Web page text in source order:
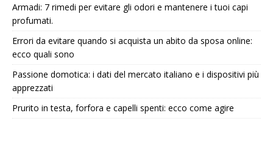
Armadi: 7 rimedi per evitare gli odori e mantenere i tuoi capi
profumati.
Errori da evitare quando si acquista un abito da sposa online:
ecco quali sono
Passione domotica: i dati del mercato italiano e i dispositivi più
apprezzati
Prurito in testa, forfora e capelli spenti: ecco come agire